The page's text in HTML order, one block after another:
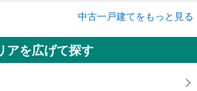
世田谷区上祖師谷2丁目
8,280万円
中古一戸建てをもっと見る
アを広げて探す